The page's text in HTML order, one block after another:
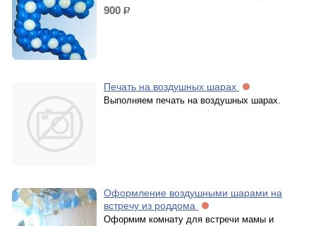
900 р.
Печать на воздушных шарах
Выполняем печать на воздушных шарах.
Оформление воздушными шарами на
встречу из роддома
Оформим комнату для встречи мамы и